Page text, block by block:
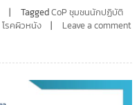
TaggedCoP ชุมชนนักปฏิบัติ
โรคผิวหนัง Leave a comment